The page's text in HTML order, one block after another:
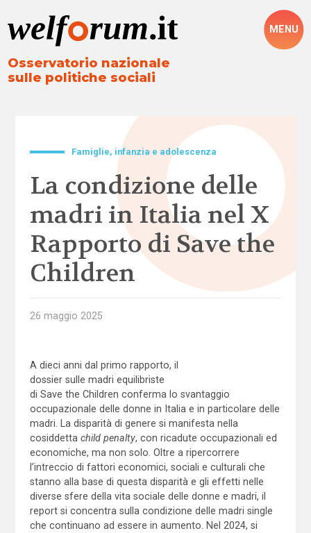
Osservatorio nazionale
sulle politiche sociali
MENU
Famiglie, infanzia e adolescenza
La condizione delle
madri in Italia nel X
Rapporto di Save the
Children
26 maggio 2025
A dieci anni dal primo rapporto, il
dossier sulle madri equilibriste
di Save the Children conferma lo svantaggio
occupazionale delle donne in Italia e in particolare delle
madri. La disparità di genere si manifesta nella
cosiddetta child penalty, con ricadute occupazionali ed
economiche, ma non solo. Oltre a ripercorrere
l’intreccio di fattori economici, sociali e culturali che
stanno alla base di questa disparità e gli effetti nelle
diverse sfere della vita sociale delle donne e madri, il
report si concentra sulla condizione delle madri single
che continuano ad essere in aumento. Nel 2024, si